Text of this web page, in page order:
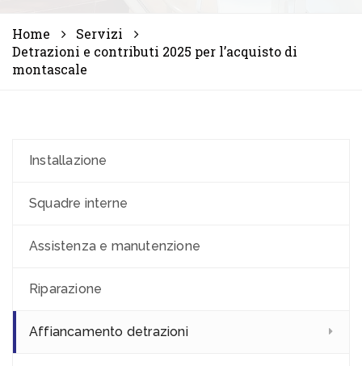
Home
Servizi
Detrazioni e contributi 2025 per l’acquisto di
montascale
Installazione
Squadre interne
Assistenza e manutenzione
Riparazione
Affiancamento detrazioni